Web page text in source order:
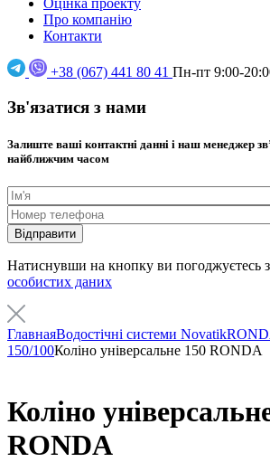
Оцінка проекту
Про компанію
Контакти
+38 (067) 441 80 41 Пн-пт 9:00-
Зв'язатися з нами
Залиште ваші контактні данні і наш менеджер
найближчим часом
Натиснувши на кнопку ви погоджуєтесь з
особистих даних
ГлавнаяВодостічні системи Novatik
150/100Коліно універсальне 150 RONDA
Коліно
RONDA